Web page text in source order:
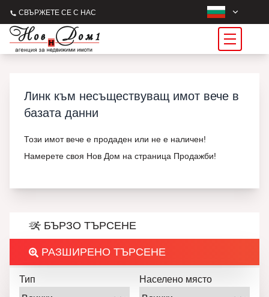
СВЪРЖЕТЕ СЕ С НАС
Линк към несъществуващ имот вече в
базата данни
Този имот вече е продаден или не е наличен!
Намерете своя Нов Дом на страница Продажби!
БЪРЗО ТЪРСЕНЕ
РАЗШИРЕНО ТЪРСЕНЕ
Тип Населено място